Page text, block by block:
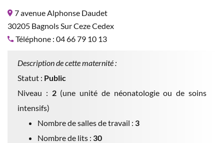
7 avenue Alphonse Daudet
30205 Bagnols Sur Ceze Cedex
Téléphone : 04 66 79 10 13
Description de cette maternité :
Statut : Public
Niveau : 2(une unité de néonatologie ou de soins
intensifs)
Nombre de salles de travail : 3
Nombre de lits : 30